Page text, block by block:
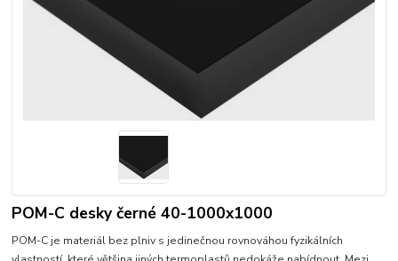
POM-C desky černé 40-1000x1000
POM-C je materiál bez plniv s jedinečnou rovnováhou fyzikálních